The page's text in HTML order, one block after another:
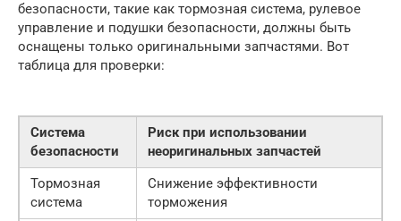
безопасности, такие как тормозная система, рулевое
управление и подушки безопасности, должны быть
оснащены только оригинальными запчастями. Вот
таблица для проверки:
Система
безопасности
Риск при использовании
неоригинальных запчастей
Тормозная
система
Снижение эффективности
торможения